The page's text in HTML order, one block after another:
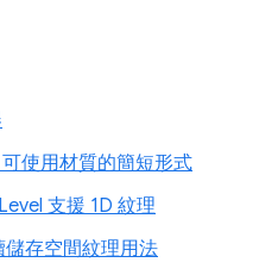
使用材質的簡短形式
支援 1D 紋理
存空間紋理用法